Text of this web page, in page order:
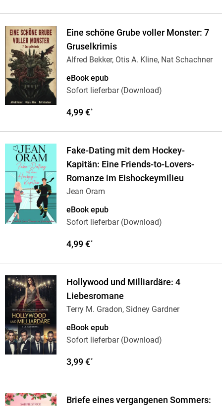
Eine schöne Grube voller Monster: 7
Gruselkrimis
Alfred Bekker, Otis A. Kline, Nat Schachner
eBook epub
Sofort lieferbar (Download)
4,99 €*
Fake-Dating mit dem Hockey-
Kapitän: Eine Friends-to-Lovers-
Romanze im Eishockeymilieu
Jean Oram
eBook epub
Sofort lieferbar (Download)
4,99 €*
Hollywood und Milliardäre: 4
Liebesromane
Terry M. Gradon, Sidney Gardner
eBook epub
Sofort lieferbar (Download)
3,99 €*
Briefe eines vergangenen Sommers: